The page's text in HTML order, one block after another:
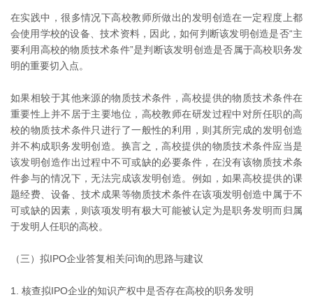
在实践中，很多情况下高校教师所做出的发明创造在一定程度上都
会使用学校的设备、技术资料，因此，如何判断该发明创造是否“主
要利用高校的物质技术条件”是判断该发明创造是否属于高校职务发
明的重要切入点。
如果相较于其他来源的物质技术条件，高校提供的物质技术条件在
重要性上并不居于主要地位，高校教师在研发过程中对所任职的高
校的物质技术条件只进行了一般性的利用，则其所完成的发明创造
并不构成职务发明创造。换言之，高校提供的物质技术条件应当是
该发明创造作出过程中不可或缺的必要条件，在没有该物质技术条
件参与的情况下，无法完成该发明创造。例如，如果高校提供的课
题经费、设备、技术成果等物质技术条件在该项发明创造中属于不
可或缺的因素，则该项发明有极大可能被认定为是职务发明而归属
于发明人任职的高校。
（三）拟IPO企业答复相关问询的思路与建议
1. 核查拟IPO企业的知识产权中是否存在高校的职务发明